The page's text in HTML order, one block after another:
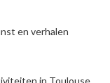
en verhalen